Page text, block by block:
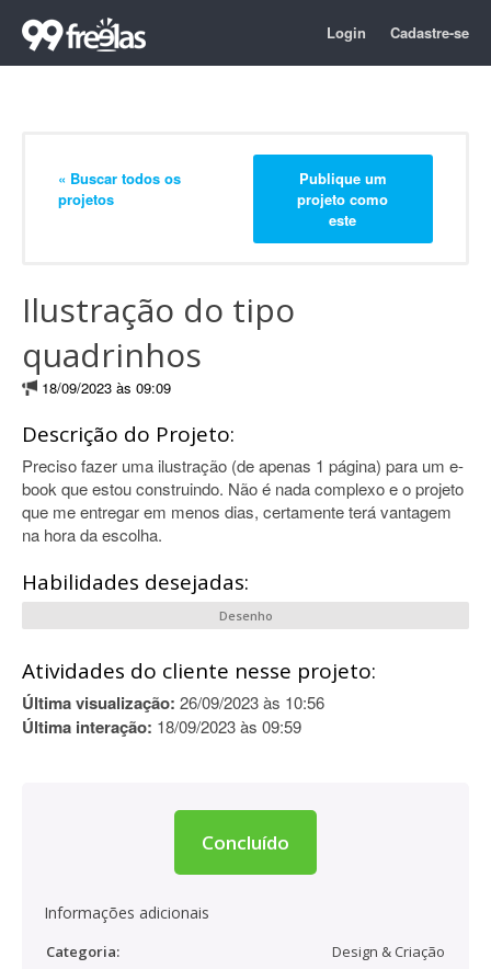
Login Cadastre-se
« Buscar todos os
projetos
Publique um
projeto como
este
Ilustração do tipo
quadrinhos
18/09/2023 às 09:09
Descrição do Projeto:
Preciso fazer uma ilustração (de apenas 1 página) para um e-
book que estou construindo. Não é nada complexo e o projeto
que me entregar em menos dias, certamente terá vantagem
na hora da escolha.
Habilidades desejadas:
Desenho
Atividades do cliente nesse projeto:
Última visualização: 26/09/2023 às 10:56
Última interação: 18/09/2023 às 09:59
Concluído
Informações adicionais
Categoria:
Design & Criação